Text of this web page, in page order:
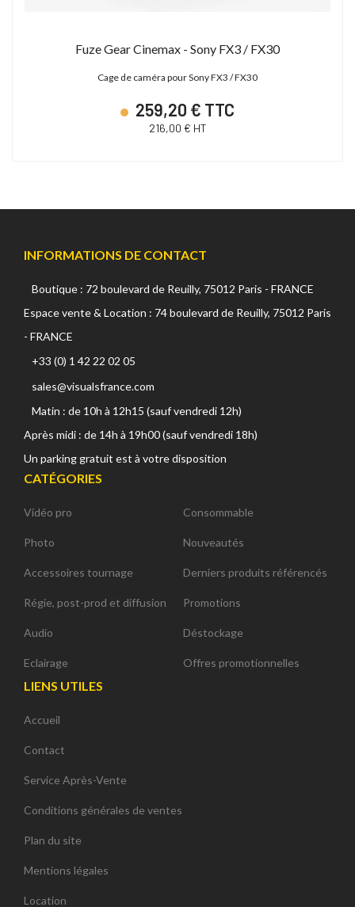
Fuze Gear Cinemax - Sony FX3 / FX30
Cage de caméra pour Sony FX3 / FX30
259,20 € TTC
216,00 € HT
INFORMATIONS DE CONTACT
Boutique : 72 boulevard de Reuilly, 75012 Paris - FRANCE
Espace vente & Location : 74 boulevard de Reuilly, 75012 Paris
- FRANCE
+33 (0) 1 42 22 02 05
sales@visualsfrance.com
Matin : de 10h à 12h15 (sauf vendredi 12h)
Après midi : de 14h à 19h00 (sauf vendredi 18h)
Un parking gratuit est à votre disposition
CATÉGORIES
Vidéo pro
Photo
Accessoires tournage
Régie, post-prod et diffusion
Audio
Eclairage
Consommable
Nouveautés
Derniers produits référencés
Promotions
Déstockage
Offres promotionnelles
LIENS UTILES
Accueil
Contact
Service Après-Vente
Conditions générales de ventes
Plan du site
Mentions légales
Location